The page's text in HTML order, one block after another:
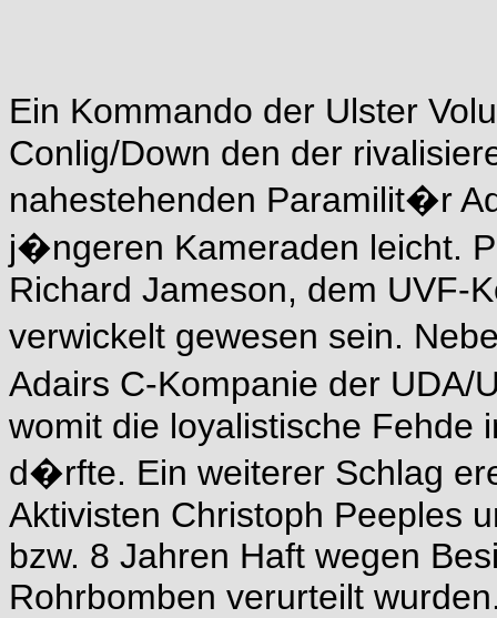
Ein Kommando der Ulster
Conlig/Down den der
nahestehenden Paramilit�r
j�ngeren Kameraden leicht.
Richard Jameson, dem UVF-
verwickelt gewesen sein.
Adairs C-Kompanie der
womit die loyalistische Fehde
d�rfte. Ein weiterer Schlag
Aktivisten Christoph Peeples
bzw. 8 Jahren Haft wegen
Rohrbomben verurteilt